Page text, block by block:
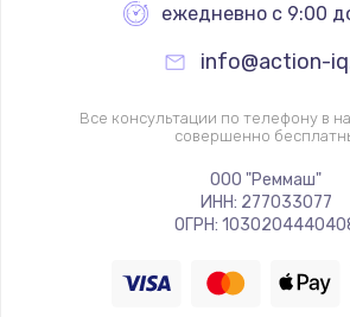
700 руб.
Заказать
Замена ТЭНа
Заказать
ежедневно с 9:00
info@action-
Все консультации по телефону в
совершенно
ООО "Реммаш"
ИНН: 277033077
ОГРН: